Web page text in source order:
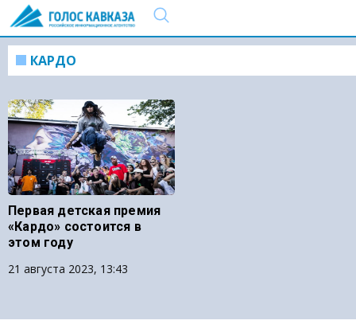
КАРДО
Первая детская премия
«Кардо» состоится в
этом году
21 августа 2023, 13:43